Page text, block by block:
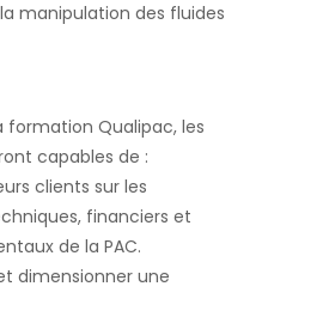
manipulation des fluides
formation Qualipac, les
capables de :
clients sur les
financiers et
de la PAC.
dimensionner une